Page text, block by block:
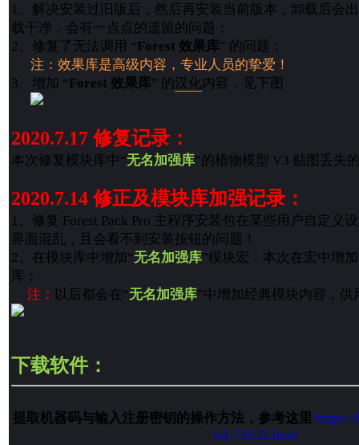
1、解决安装过旧版后，然后再安装当前版本，卸载后会
载干净，会有一点点的遗留的问题；
2、修复了无法调用 “Forest 效果库” 的问题；
注：效果库是高级内容，专业人员的挚爱！
3、增加 “Forest 效果库” 的汉化内容，见下图
2020.7.17 修复记录：
本次修复模块库中“无名加强库”的植物模型 V3 贴图丢失
2020.7.14 修正及模块库加强记录：
1、修复 Forest Pack Pro 主程序安装包在某些用户自定义
界面混乱，且会看不到安装按钮的问题！
2、在模块库中增加“无名加强库”模块宏，本次在宏中增
库；
注： 以后都会在“无名加强库”中增加经典模块内容，供
下载软件：
提取机器码与输入注册密钥的操作方法，参考这里 https://
tid-72532.html